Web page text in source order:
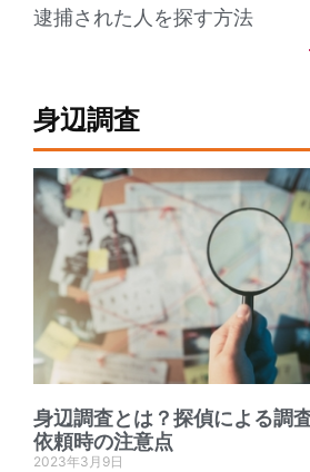
逮捕された人を探す方法
身辺調査
身辺調査とは？探偵による調
依頼時の注意点
2023年3月9日